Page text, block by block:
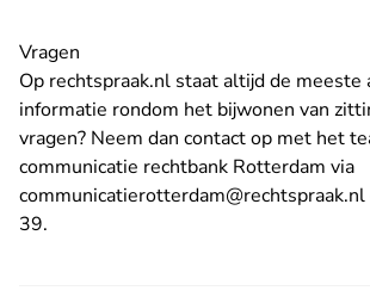
Vragen
Op rechtspraak.nl staat altijd de meeste
informatie rondom het bijwonen van
vragen? Neem dan contact op met het
communicatie rechtbank Rotterdam via
communicatierotterdam@rechtspraak.nl
39.